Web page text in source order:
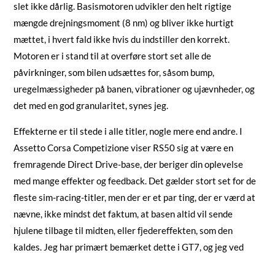
slet ikke dårlig. Basismotoren udvikler den helt rigtige
mængde drejningsmoment (8 nm) og bliver ikke hurtigt
mættet, i hvert fald ikke hvis du indstiller den korrekt.
Motoren er i stand til at overføre stort set alle de
påvirkninger, som bilen udsættes for, såsom bump,
uregelmæssigheder på banen, vibrationer og ujævnheder, og
det med en god granularitet, synes jeg.
Effekterne er til stede i alle titler, nogle mere end andre. I
Assetto Corsa Competizione viser RS50 sig at være en
fremragende Direct Drive-base, der beriger din oplevelse
med mange effekter og feedback. Det gælder stort set for de
fleste sim-racing-titler, men der er et par ting, der er værd at
nævne, ikke mindst det faktum, at basen altid vil sende
hjulene tilbage til midten, eller fjedereffekten, som den
kaldes. Jeg har primært bemærket dette i GT7, og jeg ved